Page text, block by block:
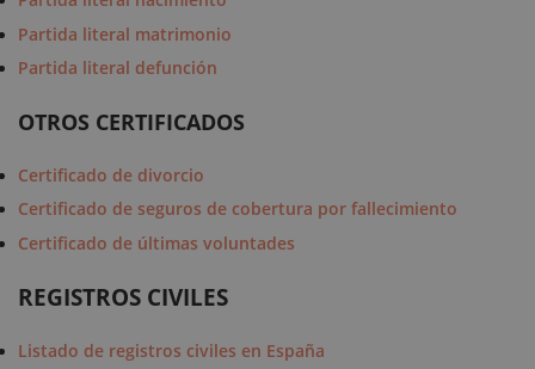
Partida literal matrimonio
Partida literal defunción
OTROS CERTIFICADOS
Certificado de divorcio
Certificado de seguros de cobertura por fallecimiento
Certificado de últimas voluntades
REGISTROS CIVILES
Listado de registros civiles en España